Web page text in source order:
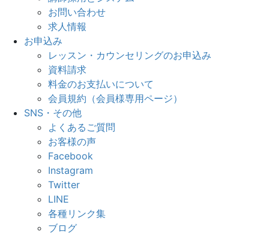
お問い合わせ
求人情報
お申込み
レッスン・カウンセリングのお申込み
資料請求
料金のお支払いについて
会員規約（会員様専用ページ）
SNS・その他
よくあるご質問
お客様の声
Facebook
Instagram
Twitter
LINE
各種リンク集
ブログ